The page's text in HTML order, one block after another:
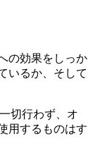
の効果をしっか
いるか、そして
切行わず、オ
用するものはす